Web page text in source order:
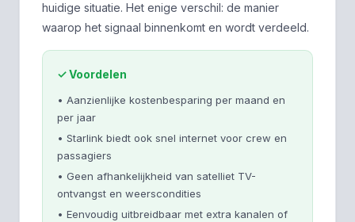
huidige situatie. Het enige verschil: de manier
waarop het signaal binnenkomt en wordt verdeeld.
✓ Voordelen
• Aanzienlijke kostenbesparing per maand en
per jaar
• Starlink biedt ook snel internet voor crew en
passagiers
• Geen afhankelijkheid van satelliet TV-
ontvangst en weerscondities
• Eenvoudig uitbreidbaar met extra kanalen of